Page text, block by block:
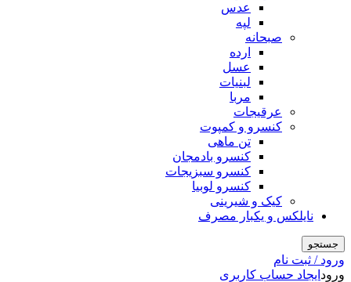
عدس
لپه
صبحانه
ارده
عسل
لبنیات
مربا
عرقیجات
کنسرو و کمپوت
تن ماهی
کنسرو بادمجان
کنسرو سبزیجات
کنسرو لوبیا
کیک و شیرینی
نایلکس و یکبار مصرف
جستجو
ورود / ثبت نام
ورود ایجاد حساب کاربری